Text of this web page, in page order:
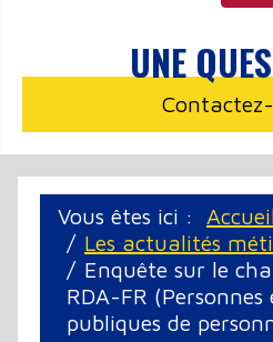
UNE
Vous êtes ici :
Les actualités
Enquête sur le
RDA-FR
publiques de